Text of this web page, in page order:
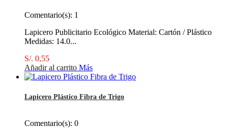
Comentario(s): 1
Lapicero Publicitario Ecológico Material: Cartón / Plástico
Medidas: 14.0...
S/. 0,55
Añadir al carrito Más
Lapicero Plástico Fibra de Trigo
Comentario(s): 0